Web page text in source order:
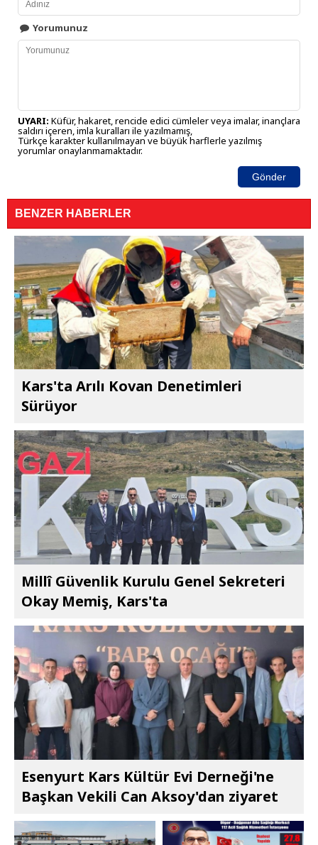
Yorumunuz
UYARI: Küfür, hakaret, rencide edici cümleler veya imalar, inançlara
saldırı içeren, imla kuralları ile yazılmamış,
Türkçe karakter kullanılmayan ve büyük harflerle yazılmış
yorumlar onaylanmamaktadır.
Gönder
BENZER HABERLER
Kars'ta Arılı Kovan Denetimleri
Sürüyor
Millî Güvenlik Kurulu Genel Sekreteri
Okay Memiş, Kars'ta
Esenyurt Kars Kültür Evi Derneği'ne
Başkan Vekili Can Aksoy'dan ziyaret